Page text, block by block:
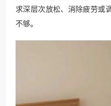
求深层次放松、消除疲劳或
不够。